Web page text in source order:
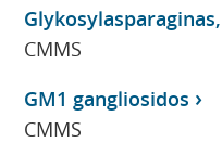
CMMS
GM1 gangliosidos
CMMS